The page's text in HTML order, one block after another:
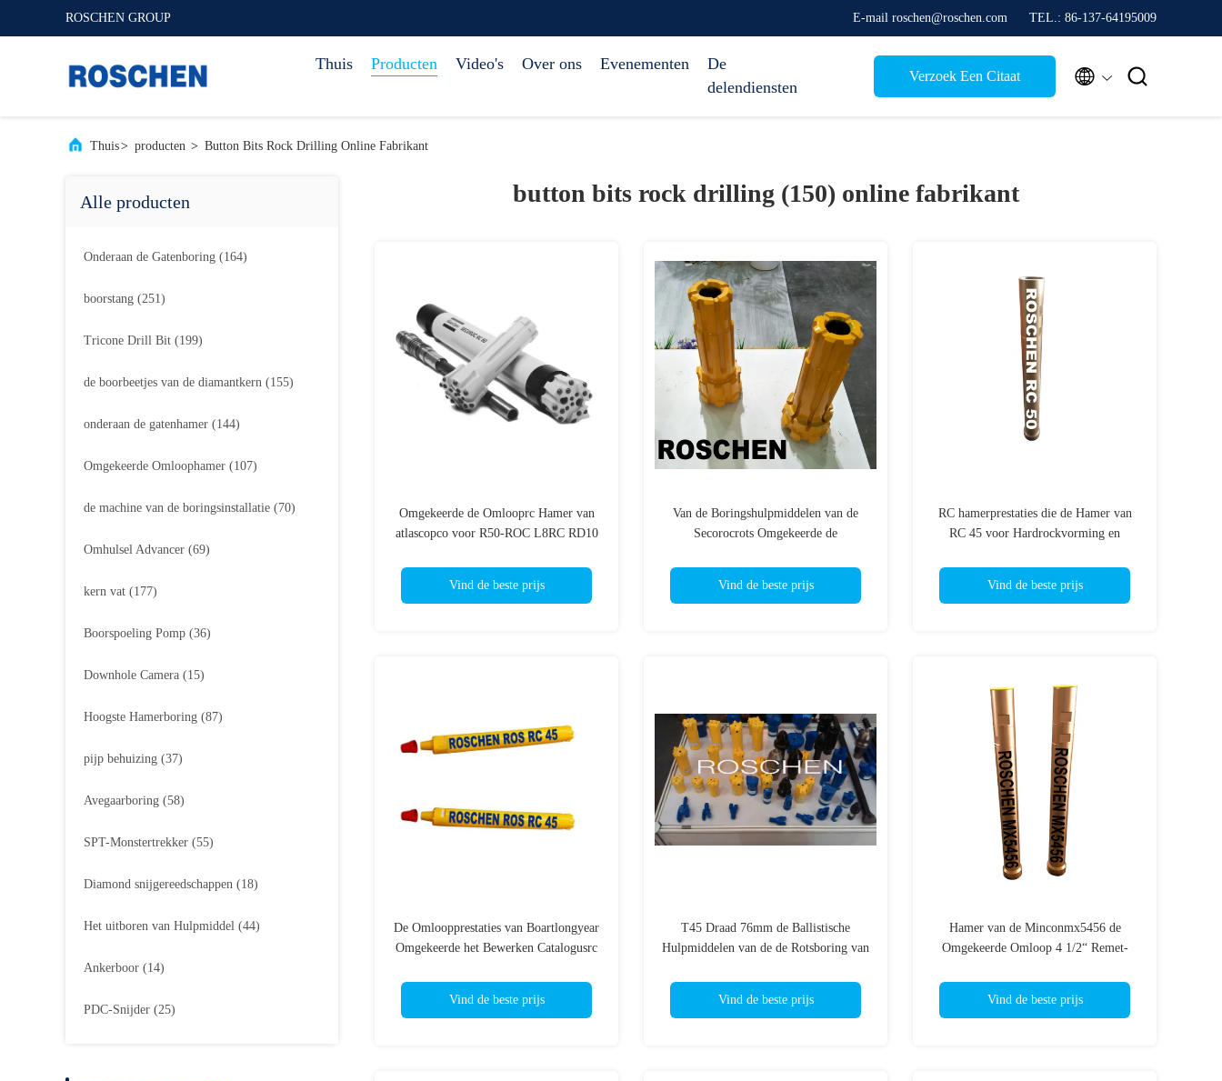
ROSCHEN GROUP E-mail roschen@roschen.com TEL.: 86-137-64195009
Thuis Producten Video's Over ons Evenementen
De
delendiensten
Verzoek Een Citaat  
Thuis> producten > Button Bits Rock Drilling Online Fabrikant
Alle producten
Onderaan de Gatenboring (164)
boorstang (251)
Tricone Drill Bit (199)
de boorbeetjes van de diamantkern (155)
onderaan de gatenhamer (144)
Omgekeerde Omloophamer (107)
de machine van de boringsinstallatie (70)
Omhulsel Advancer (69)
kern vat (177)
Boorspoeling Pomp (36)
Downhole Camera (15)
Hoogste Hamerboring (87)
pijp behuizing (37)
Avegaarboring (58)
SPT-Monstertrekker (55)
Diamond snijgereedschappen (18)
Het uitboren van Hulpmiddel (44)
Ankerboor (14)
PDC-Snijder (25)
button bits rock drilling (150) online fabrikant
Omgekeerde de Omlooprc Hamer van
atlascopco voor R50-ROC L8RC RD10
Vind de beste prijs
Van de Boringshulpmiddelen van de
Secorocrots Omgekeerde de
Vind de beste prijs
RC hamerprestaties die de Hamer van
RC 45 voor Hardrockvorming en
Vind de beste prijs
De Omloopprestaties van Boartlongyear
Omgekeerde het Bewerken Catalogusrc
Vind de beste prijs
T45 Draad 76mm de Ballistische
Hulpmiddelen van de de Rotsboring van
Vind de beste prijs
Hamer van de Minconmx5456 de
Omgekeerde Omloop 4 1/2“ Remet-
Vind de beste prijs